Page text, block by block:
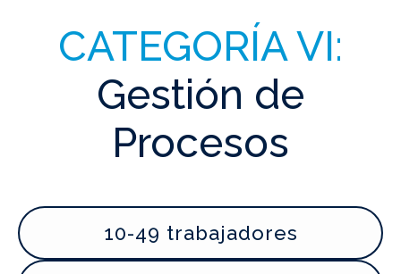
CATEGORÍA VI:
Gestión de
Procesos
10-49 trabajadores